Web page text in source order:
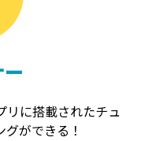
リに搭載されたチュ
ができる！